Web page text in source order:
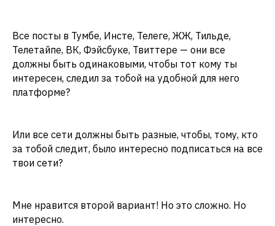
Все посты в Тумбе, Инсте, Телеге, ЖЖ, Тильде,
Телетайпе, ВК, Фэйсбуке, Твиттере — они все
должны быть одинаковыми, чтобы тот кому ты
интересен, следил за тобой на удобной для него
платформе?
Или все сети должны быть разные, чтобы, тому, кто
за тобой следит, было интересно подписаться на все
твои сети?
Мне нравится второй вариант! Но это сложно. Но
интересно.